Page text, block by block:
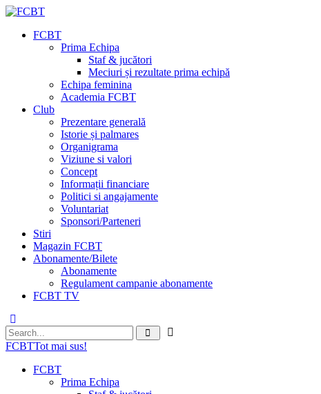
FCBT
Prima Echipa
Staf & jucători
Meciuri și rezultate prima echipă
Echipa feminina
Academia FCBT
Club
Prezentare generală
Istorie și palmares
Organigrama
Viziune si valori
Concept
Informații financiare
Politici si angajamente
Voluntariat
Sponsori/Parteneri
Stiri
Magazin FCBT
Abonamente/Bilete
Abonamente
Regulament campanie abonamente
FCBT TV
FCBTTot mai sus!
FCBT
Prima Echipa